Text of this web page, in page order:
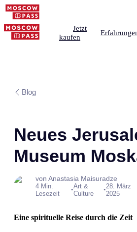
Jetzt
kaufen
Blog
Neues
Museum
von Anastasia Maisuradze
4 Min.
Lesezeit
•Art &
Culture
•28. März
2025
Eine spirituelle Reise durch die Zeit